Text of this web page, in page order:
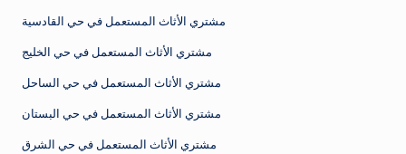
مشتري الأثاث المستعمل في حي القادسية
مشتري الأثاث المستعمل في حي الخليج
مشتري الأثاث المستعمل في حي الساحل
مشتري الأثاث المستعمل في حي البستان
مشتري الأثاث المستعمل في حي الشرق